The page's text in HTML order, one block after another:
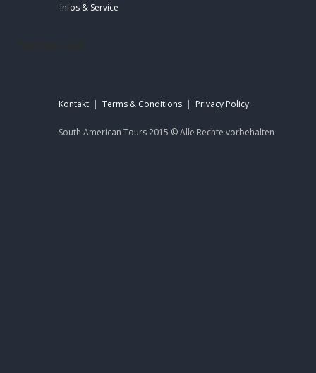
Infos & Service
Kontakt | Terms & Conditions | Privacy Policy
South American Tours 2015 ©Alle Rechte vorbehalten